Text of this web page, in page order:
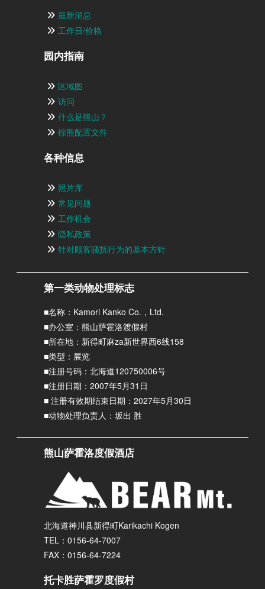
最新消息
工作日/价格
园内指南
区域图
访问
什么是熊山？
棕熊配置文件
各种信息
照片库
常见问题
工作机会
隐私政策
针对顾客骚扰行为的基本方针
第一类动物处理标志
■名称：Kamori Kanko Co.，Ltd.
■办公室：熊山萨霍洛渡假村
■所在地：新得町麻za新世界西6线158
■类型：展览
■注册号码：北海道120750006号
■注册日期：2007年5月31日
■ 注册有效期结束日期：2027年5月30日
■动物处理负责人：坂出 胜
熊山萨霍洛度假酒店
北海道神川县新得町Karikachi Kogen
TEL：0156-64-7007
FAX：0156-64-7224
托卡胜萨霍罗度假村